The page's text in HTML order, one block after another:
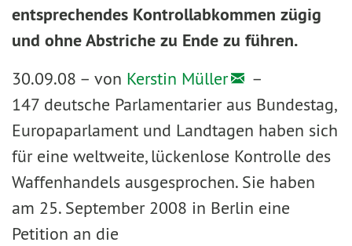
entsprechendes Kontrollabkommen zügig
und ohne Abstriche zu Ende zu führen.
30.09.08 – von Kerstin Müller
–
147 deutsche Parlamentarier aus Bundestag,
Europaparlament und Landtagen haben sich
für eine weltweite, lückenlose Kontrolle des
Waffenhandels ausgesprochen. Sie haben
am 25. September 2008 in Berlin eine
Petition an die